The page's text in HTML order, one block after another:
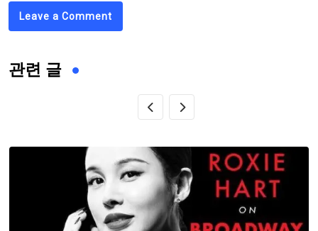
Leave a Comment
관련 글